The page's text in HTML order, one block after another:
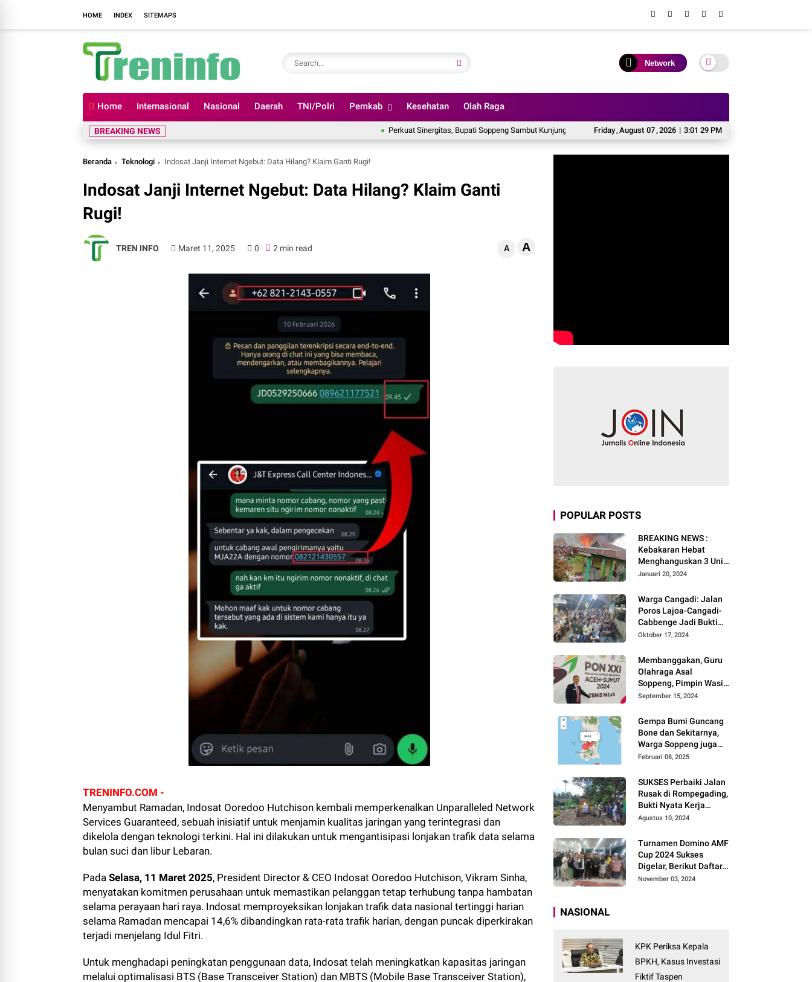
HOME INDEX SITEMAPS
Network
Home Internasional Nasional Daerah TNI/Polri Pemkab Kesehatan Olah Raga
Friday,August 07,2026 | 3:01 31 PM
BREAKING NEWS Perkuat Sinergitas, Bupati Soppeng Sambut Kunjungan Kapolres Baru di Rumah Jabatan Komitmen Jaga Kamtibmas, Kapolres
Beranda Teknologi Indosat Janji Internet Ngebut: Data Hilang? Klaim Ganti Rugi!
Indosat Janji Internet Ngebut: Data Hilang? Klaim Ganti
Rugi!
TREN INFO Maret 11, 2025 0 2 min read A A
TRENINFO.COM -
Menyambut Ramadan, Indosat Ooredoo Hutchison kembali memperkenalkan Unparalleled Network
Services Guaranteed, sebuah inisiatif untuk menjamin kualitas jaringan yang terintegrasi dan
dikelola dengan teknologi terkini. Hal ini dilakukan untuk mengantisipasi lonjakan trafik data selama
bulan suci dan libur Lebaran.
Pada Selasa, 11 Maret 2025, President Director & CEO Indosat Ooredoo Hutchison, Vikram Sinha,
menyatakan komitmen perusahaan untuk memastikan pelanggan tetap terhubung tanpa hambatan
selama perayaan hari raya. Indosat memproyeksikan lonjakan trafik data nasional tertinggi harian
selama Ramadan mencapai 14,6% dibandingkan rata-rata trafik harian, dengan puncak diperkirakan
terjadi menjelang Idul Fitri.
Untuk menghadapi peningkatan penggunaan data, Indosat telah meningkatkan kapasitas jaringan
melalui optimalisasi BTS (Base Transceiver Station) dan MBTS (Mobile Base Transceiver Station),
POPULAR POSTS
BREAKING NEWS :
Kebakaran Hebat
Menghanguskan 3 Unit
Rumah Di Jalan
Watansoppeng
Januari 20, 2024
Warga Cangadi: Jalan
Poros Lajoa-Cangadi-
Cabbenge Jadi Bukti
Kinerja SUKSES
Oktober 17, 2024
Membanggakan, Guru
Olahraga Asal
Soppeng, Pimpin Wasit
Tenis Meja PON XXI
September 15, 2024
Gempa Bumi Guncang
Bone dan Sekitarnya,
Warga Soppeng juga
Merasakan
Februari 08, 2025
SUKSES Perbaiki Jalan
Rusak di Rompegading,
Bukti Nyata Kerja
Tanpa Tunggu
Agustus 10, 2024
Turnamen Domino AMF
Cup 2024 Sukses
Digelar, Berikut Daftar
Pemenangnya
November 03, 2024
NASIONAL
KPK Periksa Kepala
BPKH, Kasus Investasi
Fiktif Taspen